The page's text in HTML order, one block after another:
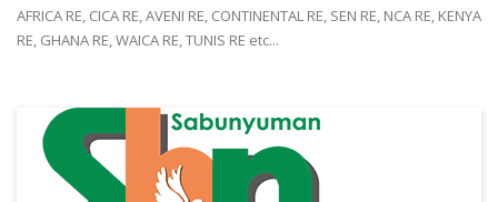
AFRICA RE, CICA RE, AVENI RE, CONTINENTAL RE, SEN RE, NCA RE, KENYA
RE, GHANA RE, WAICA RE, TUNIS RE etc...